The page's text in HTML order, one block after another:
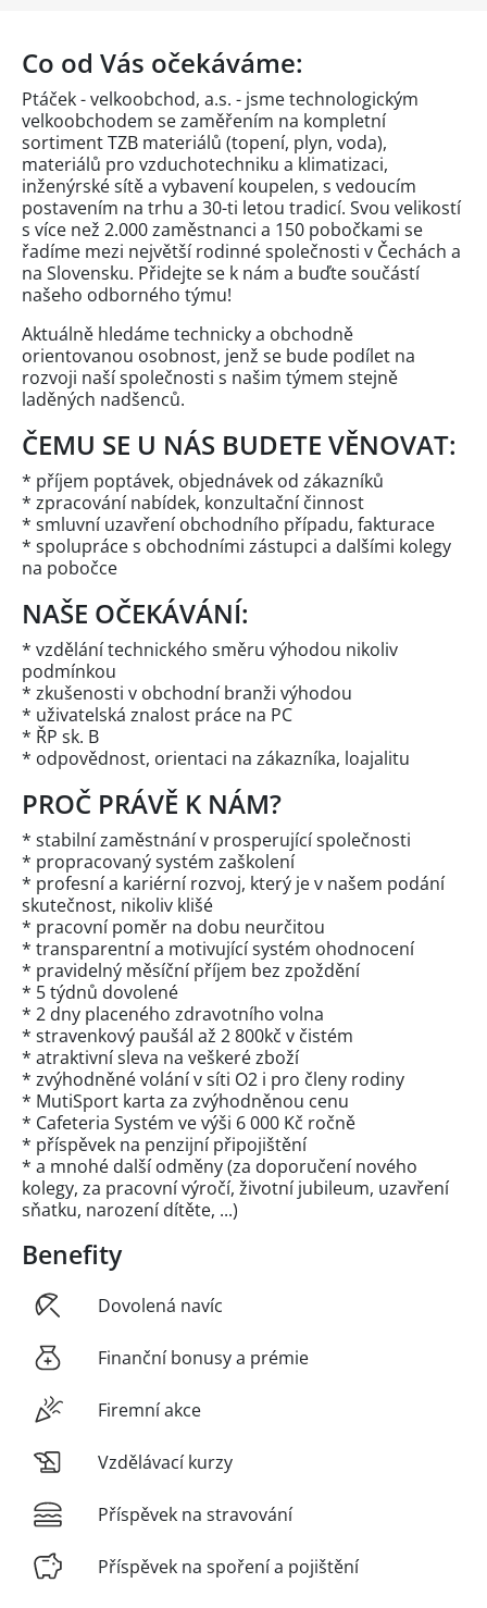
Co od Vás očekáváme:
Ptáček - velkoobchod, a.s. - jsme technologickým
velkoobchodem se zaměřením na kompletní
sortiment TZB materiálů (topení, plyn, voda),
materiálů pro vzduchotechniku a klimatizaci,
inženýrské sítě a vybavení koupelen, s vedoucím
postavením na trhu a 30-ti letou tradicí. Svou velikostí
s více než 2.000 zaměstnanci a 150 pobočkami se
řadíme mezi největší rodinné společnosti v Čechách a
na Slovensku. Přidejte se k nám a buďte součástí
našeho odborného týmu!
Aktuálně hledáme technicky a obchodně
orientovanou osobnost, jenž se bude podílet na
rozvoji naší společnosti s našim týmem stejně
laděných nadšenců.
ČEMU SE U NÁS BUDETE VĚNOVAT:
* příjem poptávek, objednávek od zákazníků
* zpracování nabídek, konzultační činnost
* smluvní uzavření obchodního případu, fakturace
* spolupráce s obchodními zástupci a dalšími kolegy
na pobočce
NAŠE OČEKÁVÁNÍ:
* vzdělání technického směru výhodou nikoliv
podmínkou
* zkušenosti v obchodní branži výhodou
* uživatelská znalost práce na PC
* ŘP sk. B
* odpovědnost, orientaci na zákazníka, loajalitu
PROČ PRÁVĚ K NÁM?
* stabilní zaměstnání v prosperující společnosti
* propracovaný systém zaškolení
* profesní a kariérní rozvoj, který je v našem podání
skutečnost, nikoliv klišé
* pracovní poměr na dobu neurčitou
* transparentní a motivující systém ohodnocení
* pravidelný měsíční příjem bez zpoždění
* 5 týdnů dovolené
* 2 dny placeného zdravotního volna
* stravenkový paušál až 2 800kč v čistém
* atraktivní sleva na veškeré zboží
* zvýhodněné volání v síti O2 i pro členy rodiny
* MutiSport karta za zvýhodněnou cenu
* Cafeteria Systém ve výši 6 000 Kč ročně
* příspěvek na penzijní připojištění
* a mnohé další odměny (za doporučení nového
kolegy, za pracovní výročí, životní jubileum, uzavření
sňatku, narození dítěte, ...)
Benefity
Dovolená navíc
Finanční bonusy a prémie
Firemní akce
Vzdělávací kurzy
Příspěvek na stravování
Příspěvek na spoření a pojištění